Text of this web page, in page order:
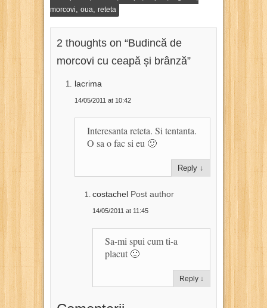
morcovi, oua, reteta
2 thoughts on “Budincă de
morcovi cu ceapă și brânză”
lacrima
14/05/2011 at 10:42
Interesanta reteta. Si tentanta.
O sa o fac si eu 🙂
Reply ↓
costachel Post author
14/05/2011 at 11:45
Sa-mi spui cum ti-a
placut 🙂
Reply ↓